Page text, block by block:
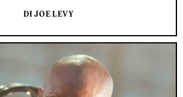
DI JOE LEVY